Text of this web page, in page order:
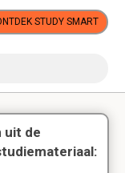
STUDY SMART
uit de